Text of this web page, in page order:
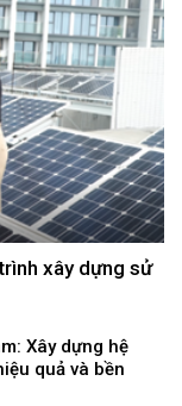
xây dựng sử
Xây dựng hệ
quả và bền